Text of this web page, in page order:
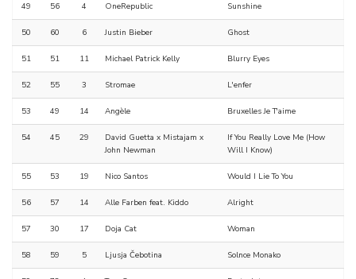
49 56 4 OneRepublic Sunshine
50 60 6 Justin Bieber Ghost
51 51 11 Michael Patrick Kelly Blurry Eyes
52 55 3 Stromae L'enfer
53 49 14 Angèle Bruxelles Je T'aime
54 45 29
David Guetta x Mistajam x
John Newman
If You Really Love Me (How
Will I Know)
55 53 19 Nico Santos Would I Lie To You
56 57 14 Alle Farben feat. Kiddo Alright
57 30 17 Doja Cat Woman
58 59 5 Ljusja Čebotina Solnce Monako